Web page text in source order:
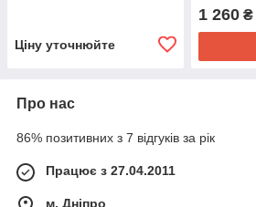
Ціну уточнюйте
1 260₴
Про нас
86% позитивних з 7 відгуків за рік
Працює з 27.04.2011
м. Дніпро